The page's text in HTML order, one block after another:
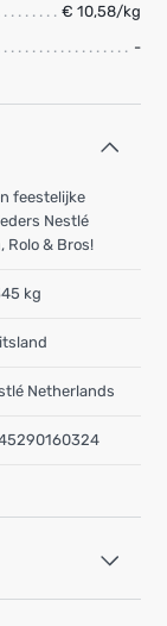
€ 10,58/kg
-
feestelijke
Nestlé
Rolo & Bros!
kg
Netherlands